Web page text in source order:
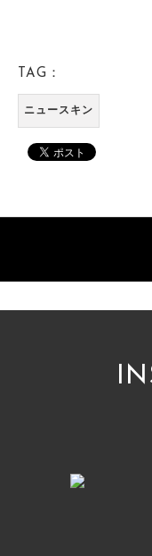
TAG：
ニュースキン